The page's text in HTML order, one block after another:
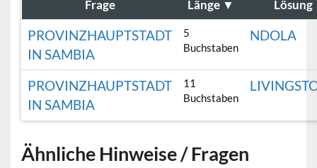
Frage Länge ▼ Lösung
PROVINZHAUPTSTADT
IN SAMBIA
5
Buchstaben
NDOLA
PROVINZHAUPTSTADT
IN SAMBIA
11
Buchstaben
Ähnliche Hinweise / Fragen